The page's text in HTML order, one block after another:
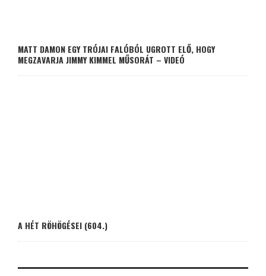
MATT DAMON EGY TRÓJAI FALÓBÓL UGROTT ELŐ, HOGY
MEGZAVARJA JIMMY KIMMEL MŰSORÁT – VIDEÓ
A HÉT RÖHÖGÉSEI (604.)